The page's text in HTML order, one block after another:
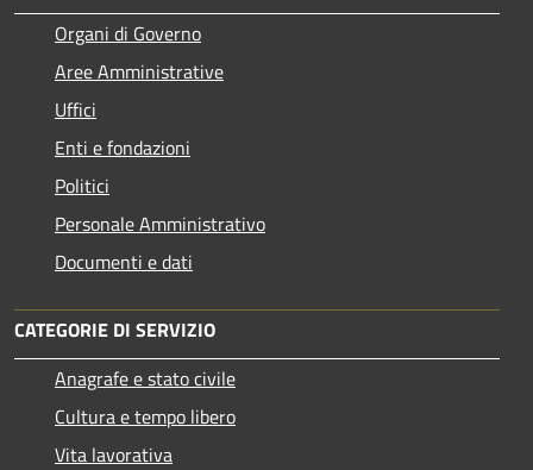
Organi di Governo
Aree Amministrative
Uffici
Enti e fondazioni
Politici
Personale Amministrativo
Documenti e dati
CATEGORIE DI SERVIZIO
Anagrafe e stato civile
Cultura e tempo libero
Vita lavorativa